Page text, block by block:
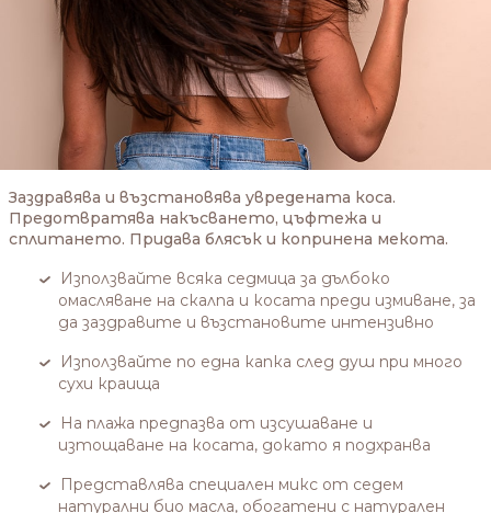
Заздравява и възстановява увредената коса.
Предотвратява накъсването, цъфтежа и
сплитането. Придава блясък и копринена мекота.
Използвайте всяка седмица за дълбоко
омасляване на скалпа и косата преди измиване, за
да заздравите и възстановите интензивно
Използвайте по една капка след душ при много
сухи краища
На плажа предпазва от изсушаване и
изтощаване на косата, докато я подхранва
Представлява специален микс от седем
натурални био масла, обогатени с натурален